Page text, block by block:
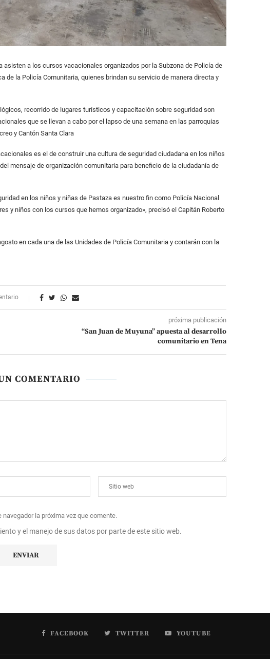
a los cursos vacacionales organizados por la Subzona de Policía de
de la Policía Comunitaria, quienes brindan su servicio de manera directa y
recorrido de lugares turísticos y capacitación sobre seguridad son
que se llevan a cabo por el lapso de una semana en las parroquias
y Cantón Santa Clara
es el de construir una cultura de seguridad ciudadana en los niños
mensaje de organización comunitaria para beneficio de la ciudadanía de
en los niños y niñas de Pastaza es nuestro fin como Policía Nacional
y niños con los cursos que hemos organizado», precisó el Capitán Roberto
en cada una de las Unidades de Policía Comunitaria y contarán con la
próxima publicación
“San Juan de Muyuna” apuesta al desarrollo
comunitario en Tena
COMENTARIO
la próxima vez que comente.
y el manejo de sus datos por parte de este sitio web.
FACEBOOK TWITTER YOUTUBE